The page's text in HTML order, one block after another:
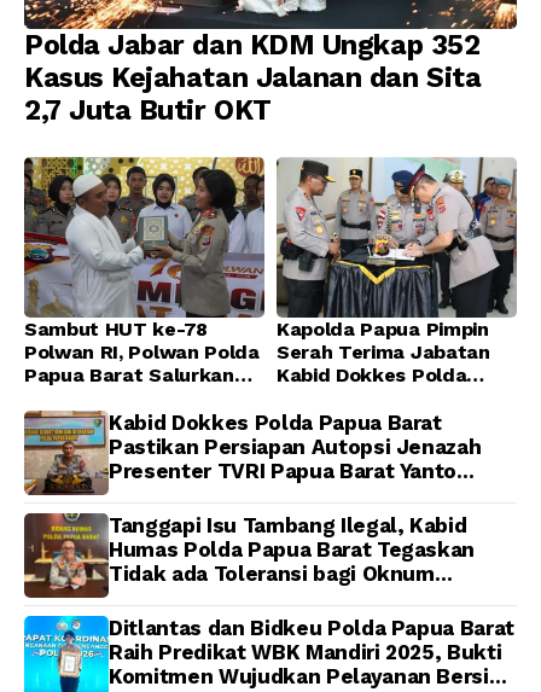
Polda Jabar dan KDM Ungkap 352
Kasus Kejahatan Jalanan dan Sita
2,7 Juta Butir OKT
Sambut HUT ke-78
Polwan RI, Polwan Polda
Papua Barat Salurkan
Ibadah Bersama di
Masjid Al-Muhajirin
Kapolda Papua Pimpin
Serah Terima Jabatan
Kabid Dokkes Polda
Kabid Dokkes Polda Papua Barat
Pastikan Persiapan Autopsi Jenazah
Presenter TVRI Papua Barat Yanto
Dijadwalkan Kamis
Tanggapi Isu Tambang Ilegal, Kabid
Humas Polda Papua Barat Tegaskan
Tidak ada Toleransi bagi Oknum
Ditlantas dan Bidkeu Polda Papua Barat
Raih Predikat WBK Mandiri 2025, Bukti
Komitmen Wujudkan Pelayanan Bersih